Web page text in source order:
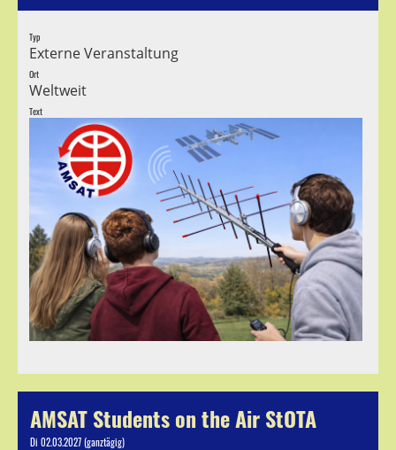
Typ
Externe Veranstaltung
Ort
Weltweit
Text
AMSAT Students on the Air StOTA
Di 02.03.2027 (ganztägig)